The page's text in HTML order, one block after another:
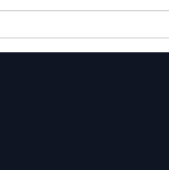
Falecimento: Sr. Neri
Ornieski